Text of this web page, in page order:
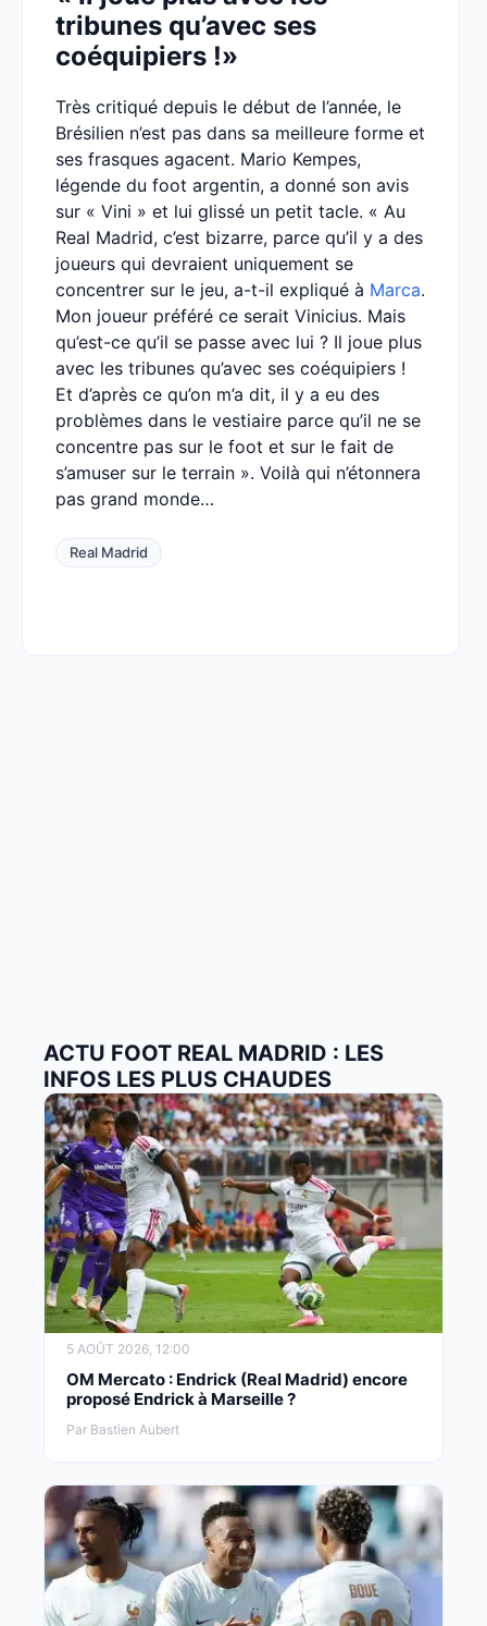
tribunes qu’avec ses
coéquipiers !»
Très critiqué depuis le début de l’année, le
Brésilien n’est pas dans sa meilleure forme et
ses frasques agacent. Mario Kempes,
légende du foot argentin, a donné son avis
sur « Vini » et lui glissé un petit tacle. « Au
Real Madrid, c’est bizarre, parce qu’il y a des
joueurs qui devraient uniquement se
concentrer sur le jeu, a-t-il expliqué à Marca.
Mon joueur préféré ce serait Vinicius. Mais
qu’est-ce qu’il se passe avec lui ? Il joue plus
avec les tribunes qu’avec ses coéquipiers !
Et d’après ce qu’on m’a dit, il y a eu des
problèmes dans le vestiaire parce qu’il ne se
concentre pas sur le foot et sur le fait de
s’amuser sur le terrain ». Voilà qui n’étonnera
pas grand monde…
Real Madrid
ACTU FOOT REAL MADRID : LES
INFOS LES PLUS CHAUDES
5 AOÛT 2026, 12:00
OM Mercato : Endrick (Real Madrid) encore
proposé Endrick à Marseille ?
Par Bastien Aubert